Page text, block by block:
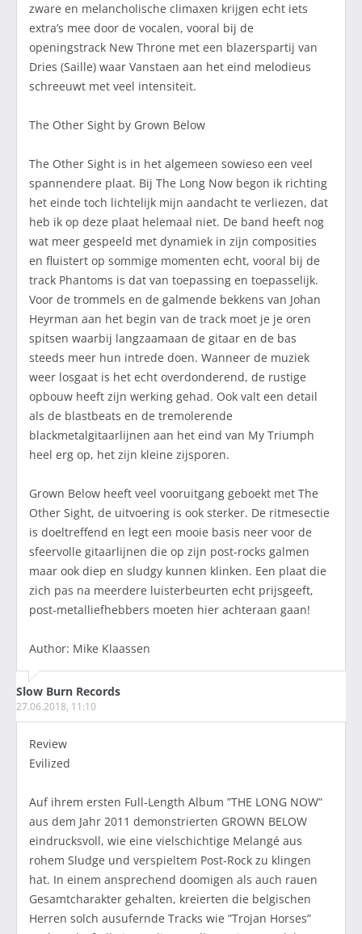
zware en melancholische climaxen krijgen echt iets
extra’s mee door de vocalen, vooral bij de
openingstrack New Throne met een blazerspartij van
Dries (Saille) waar Vanstaen aan het eind melodieus
schreeuwt met veel intensiteit.
The Other Sight by Grown Below
The Other Sight is in het algemeen sowieso een veel
spannendere plaat. Bij The Long Now begon ik richting
het einde toch lichtelijk mijn aandacht te verliezen, dat
heb ik op deze plaat helemaal niet. De band heeft nog
wat meer gespeeld met dynamiek in zijn composities
en fluistert op sommige momenten echt, vooral bij de
track Phantoms is dat van toepassing en toepasselijk.
Voor de trommels en de galmende bekkens van Johan
Heyrman aan het begin van de track moet je je oren
spitsen waarbij langzaamaan de gitaar en de bas
steeds meer hun intrede doen. Wanneer de muziek
weer losgaat is het echt overdonderend, de rustige
opbouw heeft zijn werking gehad. Ook valt een detail
als de blastbeats en de tremolerende
blackmetalgitaarlijnen aan het eind van My Triumph
heel erg op, het zijn kleine zijsporen.
Grown Below heeft veel vooruitgang geboekt met The
Other Sight, de uitvoering is ook sterker. De ritmesectie
is doeltreffend en legt een mooie basis neer voor de
sfeervolle gitaarlijnen die op zijn post-rocks galmen
maar ook diep en sludgy kunnen klinken. Een plaat die
zich pas na meerdere luisterbeurten echt prijsgeeft,
post-metalliefhebbers moeten hier achteraan gaan!
Author: Mike Klaassen
Slow Burn Records
27.06.2018, 11:10
Review
Evilized
Auf ihrem ersten Full-Length Album ”THE LONG NOW”
aus dem Jahr 2011 demonstrierten GROWN BELOW
eindrucksvoll, wie eine vielschichtige Melangé aus
rohem Sludge und verspieltem Post-Rock zu klingen
hat. In einem ansprechend doomigen als auch rauen
Gesamtcharakter gehalten, kreierten die belgischen
Herren solch ausufernde Tracks wie ”Trojan Horses”